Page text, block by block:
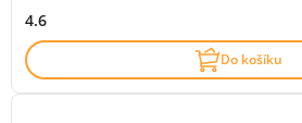
4.6
Do košíku